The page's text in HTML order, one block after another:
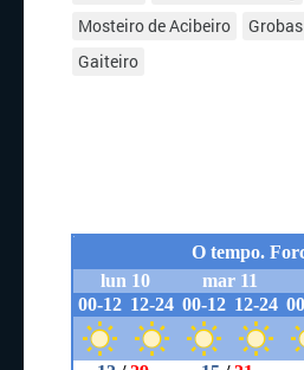
Mosteiro de Acibeiro
Grobas
Gaiteiro